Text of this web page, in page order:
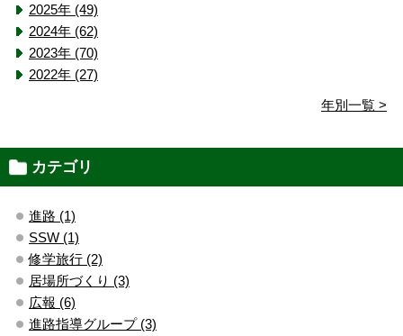
2025年 (49)
2024年 (62)
2023年 (70)
2022年 (27)
年別一覧 >
カテゴリ
進路 (1)
SSW (1)
修学旅行 (2)
居場所づくり (3)
広報 (6)
進路指導グループ (3)